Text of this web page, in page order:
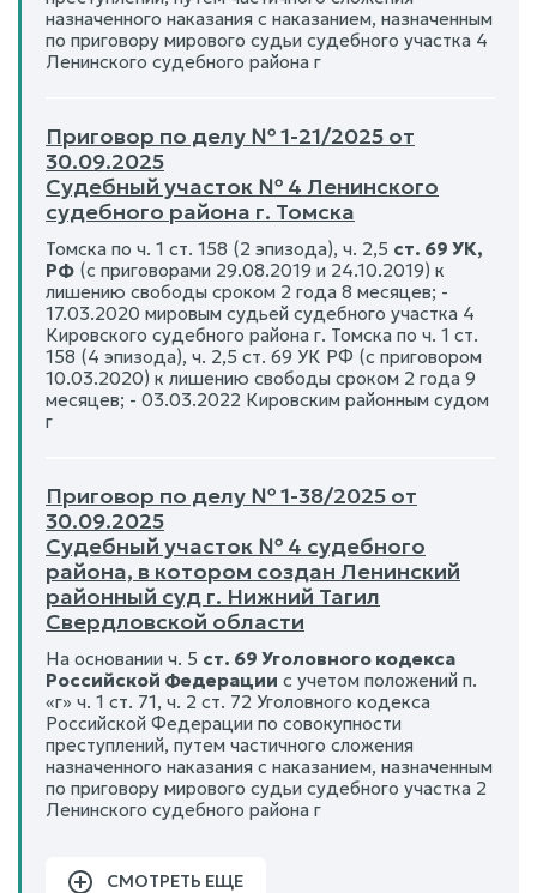
назначенного наказания с наказанием, назначенным
по приговору мирового судьи судебного участка 4
Ленинского судебного района г
Приговор по делу № 1-21/2025 от
30.09.2025
Судебный участок № 4 Ленинского
судебного района г. Томска
Томска по ч. 1 ст. 158 (2 эпизода), ч. 2,5 ст. 69 УК,
РФ (с приговорами 29.08.2019 и 24.10.2019) к
лишению свободы сроком 2 года 8 месяцев; -
17.03.2020 мировым судьей судебного участка 4
Кировского судебного района г. Томска по ч. 1 ст.
158 (4 эпизода), ч. 2,5 ст. 69 УК РФ (с приговором
10.03.2020) к лишению свободы сроком 2 года 9
месяцев; - 03.03.2022 Кировским районным судом
г
Приговор по делу № 1-38/2025 от
30.09.2025
Судебный участок № 4 судебного
района, в котором создан Ленинский
районный суд г. Нижний Тагил
Свердловской области
На основании ч. 5 ст. 69 Уголовного кодекса
Российской Федерации с учетом положений п.
«г» ч. 1 ст. 71, ч. 2 ст. 72 Уголовного кодекса
Российской Федерации по совокупности
преступлений, путем частичного сложения
назначенного наказания с наказанием, назначенным
по приговору мирового судьи судебного участка 2
Ленинского судебного района г
СМОТРЕТЬ ЕЩЕ